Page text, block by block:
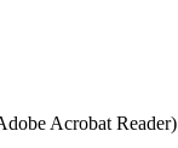
Acrobat Reader)